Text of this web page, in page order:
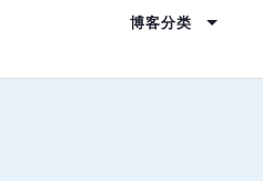
博客分类